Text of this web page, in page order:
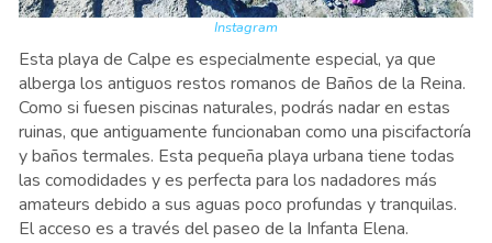
Instagram
Esta playa de Calpe es especialmente especial, ya que
alberga los antiguos restos romanos de Baños de la Reina.
Como si fuesen piscinas naturales, podrás nadar en estas
ruinas, que antiguamente funcionaban como una piscifactoría
y baños termales. Esta pequeña playa urbana tiene todas
las comodidades y es perfecta para los nadadores más
amateurs debido a sus aguas poco profundas y tranquilas.
El acceso es a través del paseo de la Infanta Elena.